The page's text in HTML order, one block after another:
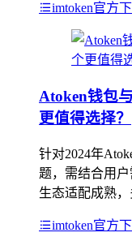
imtoken官方
Atoken钱包
更值得选择？
针对2024年
题，需结合用户
生态适配成熟
imtoken官方